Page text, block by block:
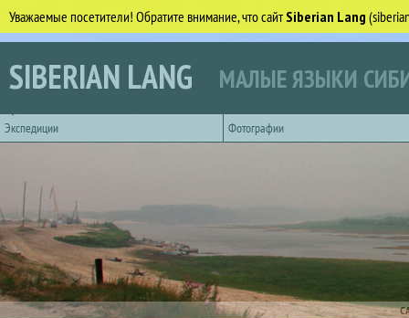
Уважаемые посетители! Обратите внимание, что сайтSiberian Lang
Перейти к основному содержанию
SIBERIAN LANG МАЛЫЕ ЯЗЫКИ
Экспедиции
Фотографии